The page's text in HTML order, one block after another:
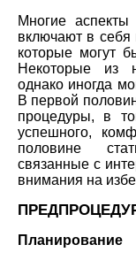
Многие
включают в себя
которые могут
Некоторые из
однако иногда
В первой
процедуры, в
успешного,
половине
связанные с
внимания на
Планирование